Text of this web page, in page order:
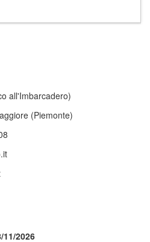
all'Imbarcadero)
(Piemonte)
2026